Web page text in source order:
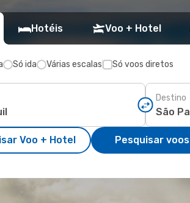
Hotéis Voo + Hotel
Só ida Várias escalas Só voos diretos
Destino
Voo + Hotel Pesquisar voos